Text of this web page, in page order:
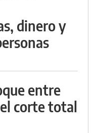
dinero y
entre
corte total